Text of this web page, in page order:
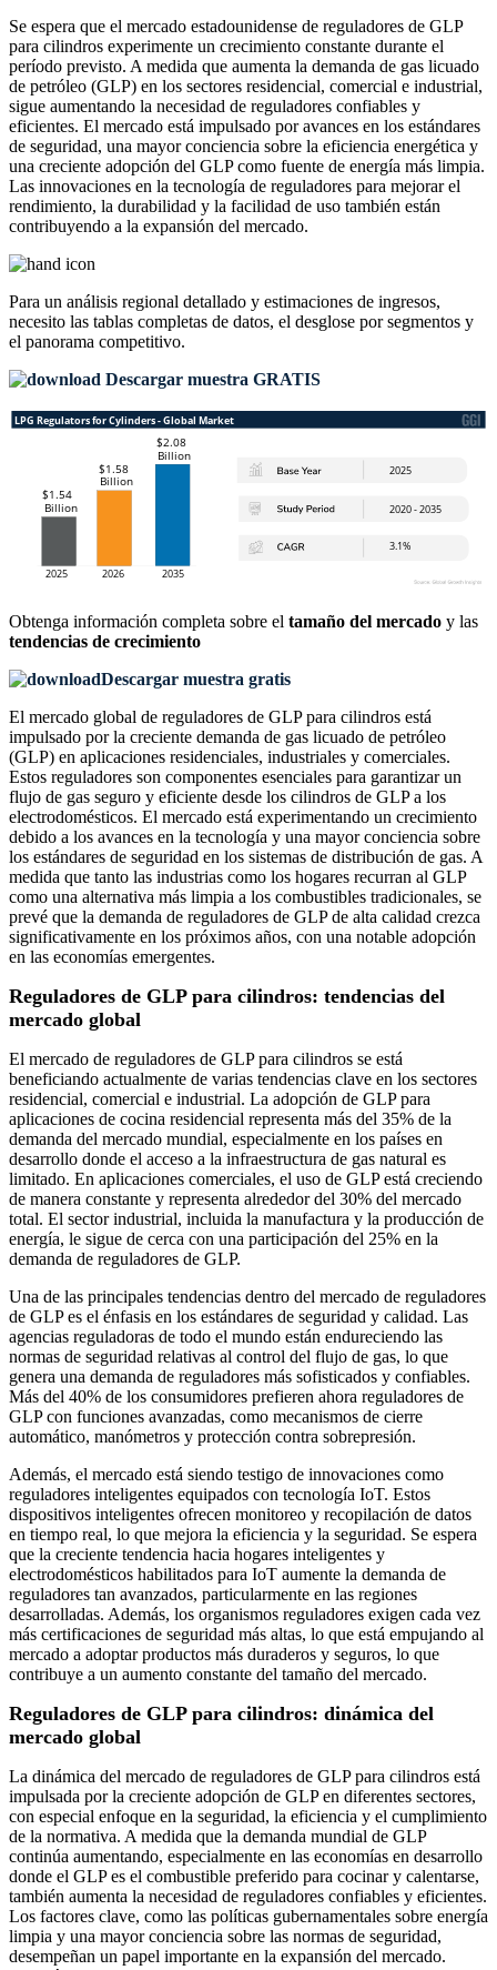
Se espera que el mercado estadounidense de reguladores de GLP
para cilindros experimente un crecimiento constante durante el
período previsto. A medida que aumenta la demanda de gas licuado
de petróleo (GLP) en los sectores residencial, comercial e industrial,
sigue aumentando la necesidad de reguladores confiables y
eficientes. El mercado está impulsado por avances en los estándares
de seguridad, una mayor conciencia sobre la eficiencia energética y
una creciente adopción del GLP como fuente de energía más limpia.
Las innovaciones en la tecnología de reguladores para mejorar el
rendimiento, la durabilidad y la facilidad de uso también están
contribuyendo a la expansión del mercado.
Para un análisis regional detallado y estimaciones de ingresos,
necesito las tablas completas de datos, el desglose por segmentos y
el panorama competitivo.
Descargar muestra GRATIS
Obtenga información completa sobre el tamaño del mercado y las
tendencias de crecimiento
Descargar muestra gratis
El mercado global de reguladores de GLP para cilindros está
impulsado por la creciente demanda de gas licuado de petróleo
(GLP) en aplicaciones residenciales, industriales y comerciales.
Estos reguladores son componentes esenciales para garantizar un
flujo de gas seguro y eficiente desde los cilindros de GLP a los
electrodomésticos. El mercado está experimentando un crecimiento
debido a los avances en la tecnología y una mayor conciencia sobre
los estándares de seguridad en los sistemas de distribución de gas. A
medida que tanto las industrias como los hogares recurran al GLP
como una alternativa más limpia a los combustibles tradicionales, se
prevé que la demanda de reguladores de GLP de alta calidad crezca
significativamente en los próximos años, con una notable adopción
en las economías emergentes.
Reguladores de GLP para cilindros: tendencias del
mercado global
El mercado de reguladores de GLP para cilindros se está
beneficiando actualmente de varias tendencias clave en los sectores
residencial, comercial e industrial. La adopción de GLP para
aplicaciones de cocina residencial representa más del 35% de la
demanda del mercado mundial, especialmente en los países en
desarrollo donde el acceso a la infraestructura de gas natural es
limitado. En aplicaciones comerciales, el uso de GLP está creciendo
de manera constante y representa alrededor del 30% del mercado
total. El sector industrial, incluida la manufactura y la producción de
energía, le sigue de cerca con una participación del 25% en la
demanda de reguladores de GLP.
Una de las principales tendencias dentro del mercado de reguladores
de GLP es el énfasis en los estándares de seguridad y calidad. Las
agencias reguladoras de todo el mundo están endureciendo las
normas de seguridad relativas al control del flujo de gas, lo que
genera una demanda de reguladores más sofisticados y confiables.
Más del 40% de los consumidores prefieren ahora reguladores de
GLP con funciones avanzadas, como mecanismos de cierre
automático, manómetros y protección contra sobrepresión.
Además, el mercado está siendo testigo de innovaciones como
reguladores inteligentes equipados con tecnología IoT. Estos
dispositivos inteligentes ofrecen monitoreo y recopilación de datos
en tiempo real, lo que mejora la eficiencia y la seguridad. Se espera
que la creciente tendencia hacia hogares inteligentes y
electrodomésticos habilitados para IoT aumente la demanda de
reguladores tan avanzados, particularmente en las regiones
desarrolladas. Además, los organismos reguladores exigen cada vez
más certificaciones de seguridad más altas, lo que está empujando al
mercado a adoptar productos más duraderos y seguros, lo que
contribuye a un aumento constante del tamaño del mercado.
Reguladores de GLP para cilindros: dinámica del
mercado global
La dinámica del mercado de reguladores de GLP para cilindros está
impulsada por la creciente adopción de GLP en diferentes sectores,
con especial enfoque en la seguridad, la eficiencia y el cumplimiento
de la normativa. A medida que la demanda mundial de GLP
continúa aumentando, especialmente en las economías en desarrollo
donde el GLP es el combustible preferido para cocinar y calentarse,
también aumenta la necesidad de reguladores confiables y eficientes.
Los factores clave, como las políticas gubernamentales sobre energía
limpia y una mayor conciencia sobre las normas de seguridad,
desempeñan un papel importante en la expansión del mercado.